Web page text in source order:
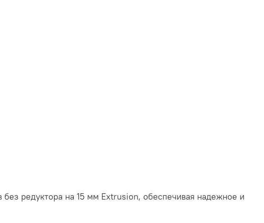
редуктора на 15 мм Extrusion, обеспечивая надежное и